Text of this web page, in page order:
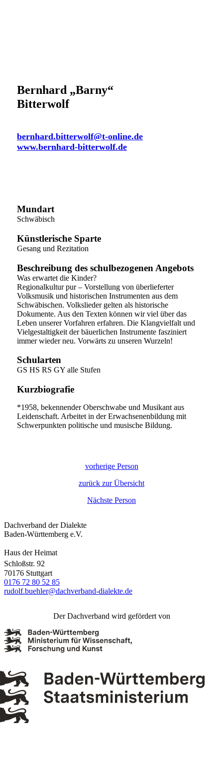
Bernhard „Barny“
Bitterwolf
bernhard.bitterwolf@t-online.de
www.bernhard-bitterwolf.de
Mundart
Schwäbisch
Künstlerische Sparte
Gesang und Rezitation
Beschreibung des schulbezogenen Angebots
Was erwartet die Kinder?
Regionalkultur pur – Vorstellung von überlieferter
Volksmusik und historischen Instrumenten aus dem
Schwäbischen. Volkslieder gelten als historische
Dokumente. Aus den Texten können wir viel über das
Leben unserer Vorfahren erfahren. Die Klangvielfalt und
Vielgestaltigkeit der bäuerlichen Instrumente fasziniert
immer wieder neu. Vorwärts zu unseren Wurzeln!
Schularten
GS HS RS GY alle Stufen
Kurzbiografie
*1958, bekennender Oberschwabe und Musikant aus
Leidenschaft. Arbeitet in der Erwachsenenbildung mit
Schwerpunkten politische und musische Bildung.
vorherige Person
zurück zur Übersicht
Nächste Person
Dachverband der Dialekte
Baden-Württemberg e.V.
Haus der Heimat
Schloßstr. 92
70176 Stuttgart
0176 72 80 52 85
rudolf.buehler@dachverband-dialekte.de
Der Dachverband wird gefördert von